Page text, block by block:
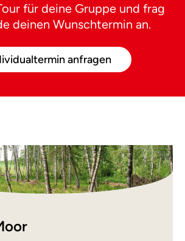
für deine Gruppe und frag
deinen Wunschtermin an.
anfragen